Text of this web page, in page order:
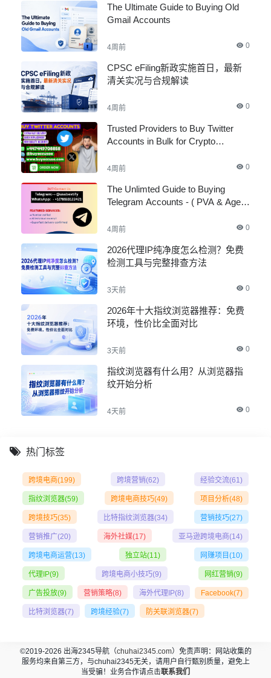
The Ultimate Guide to Buying Old
Gmail Accounts
4周前 0
CPSC eFiling新政实施首日，最新
清关实况与合规解读
4周前 0
Trusted Providers to Buy Twitter
Accounts in Bulk for Crypto
4周前 0
The Unlimted Guide to Buying
Telegram Accounts - ( PVA & Aged
4周前 0
2026代理IP纯净度怎么检测？免费
检测工具与完整排查方法
3天前 0
2026年十大指纹浏览器推荐：免费
环境，性价比全面对比
3天前 0
指纹浏览器有什么用？从浏览器指
纹开始分析
4天前 0
热门标签
跨境电商(199) 跨境营销(62) 经验交流(61)
指纹浏览器(59) 跨境电商技巧(49) 项目分析(48)
跨境技巧(35) 比特指纹浏览器(34) 营销技巧(27)
营销推广(20) 海外社媒(17) 亚马逊跨境电商(14)
跨境电商运营(13) 独立站(11) 网赚项目 (10)
代理IP(9) 跨境电商小技巧(9) 网红营销(9)
广告投放(9) 营销策略(8) 海外代理IP(8) Facebook(7)
比特浏览器(7) 跨境经验(7) 防关联浏览器(7)
©2019-2026 出海2345导航（chuhai2345.com）免责声明：网站收集的
服务均来自第三方，与chuhai2345无关，请用户自行甄别质量，避免上
当受骗！业务合作请点击联系我们